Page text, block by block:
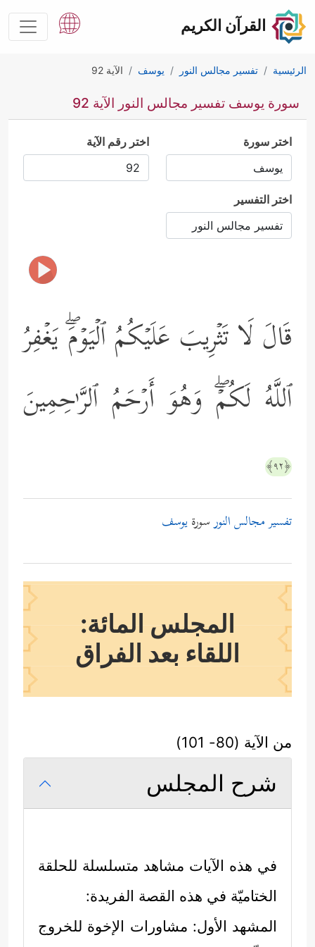
القرآن الكريم
الرئيسية تفسير مجالس النور يوسف الآية 92
سورة يوسف تفسير مجالس النور الآية 92
اختر سورة اختر رقم الآية
اختر التفسير
قَالَ لَا تَثۡرِیبَ عَلَیۡكُمُ ٱلۡیَوۡمَۖ یَغۡفِرُ
ٱللَّهُ لَكُمۡۖ وَهُوَ أَرۡحَمُ ٱلرَّ ٰ⁠حِمِینَ
﴿٩٢﴾
تفسير مجالس النورسورةيوسف
المجلس المائة:
اللقاء بعد الفراق
من الآية (80- 101)
شرح المجلس
في هذه الآيات مشاهد متسلسلة للحلقة
الختاميّة في هذه القصة الفريدة:
المشهد الأول: مشاورات الإخوة للخروج